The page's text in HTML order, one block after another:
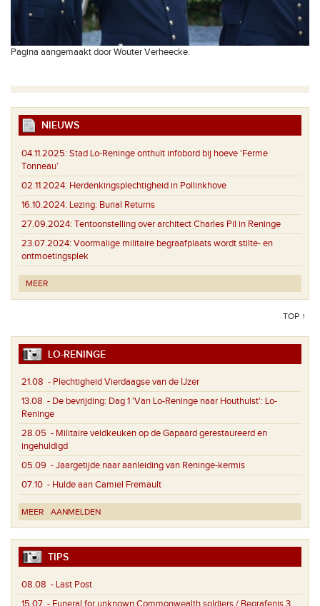
Pagina aangemaakt door Wouter Verheecke.
NIEUWS
04.11.2025: Stad Lo-Reninge onthult infobord bij hoeve ‘Ferme
Tonneau’
02.11.2024: Herdenkingsplechtigheid in Pollinkhove
16.10.2024: Lezing: Burial Returns
27.09.2024: Tentoonstelling over architect Charles Pil in Reninge
23.07.2024: Voormalige militaire begraafplaats wordt stilte- en
ontmoetingsplek
MEER
TOP ↑
LO-RENINGE
21.08 - Plechtigheid Vierdaagse van de IJzer
13.08 - De bevrijding: Dag 1 'Van Lo-Reninge naar Houthulst': Lo-
Reninge
28.05 - Militaire veldkeuken op de Gapaard gerestaureerd en
ingehuldigd
05.09 - Jaargetijde naar aanleiding van Reninge-kermis
07.10 - Hulde aan Camiel Fremault
MEER AANMELDEN
TIPS
08.08 - Last Post